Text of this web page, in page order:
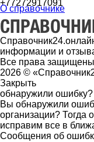
+77272917091
О справочнике
информации и
Все права защищены
2026 ©
Закрыть
обнаружили ошибку?
Вы обнаружили
организации? Тогда
исправим все в
Сообщения об